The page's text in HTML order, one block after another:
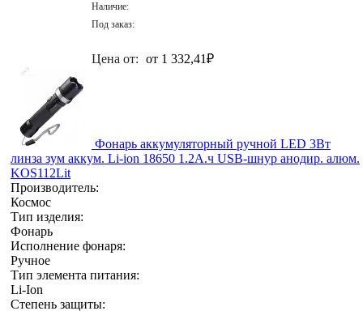
Наличие:
Под заказ:
Цена от: от 1 332,41₽
Фонарь аккумуляторный ручной LED 3Вт
линза зум аккум. Li-ion 18650 1.2А.ч USB-шнур анодир. алюм.
KOS112Lit
Производитель:
Космос
Тип изделия:
Фонарь
Исполнение фонаря:
Ручное
Тип элемента питания:
Li-Ion
Степень защиты: